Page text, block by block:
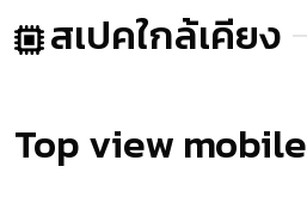
สเปคใกล้เคียง
Top view mobile